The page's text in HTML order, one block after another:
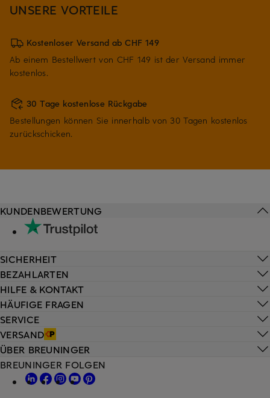
UNSERE VORTEILE
Kostenloser Versand ab CHF 149
Ab einem Bestellwert von CHF 149 ist der Versand immer
kostenlos.
30 Tage kostenlose Rückgabe
Bestellungen können Sie innerhalb von 30 Tagen kostenlos
zurückschicken.
HILFE & KONTAKT
HÄUFIGE FRAGEN
SERVICE
VERSAND
KUNDENBEWERTUNG
SICHERHEIT
BEZAHLARTEN
ÜBER BREUNINGER
BREUNINGER FOLGEN